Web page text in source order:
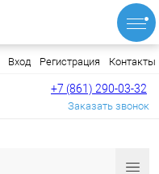
Вход Регистрация Контакты
+7 (861) 290-03-32
Заказать звонок